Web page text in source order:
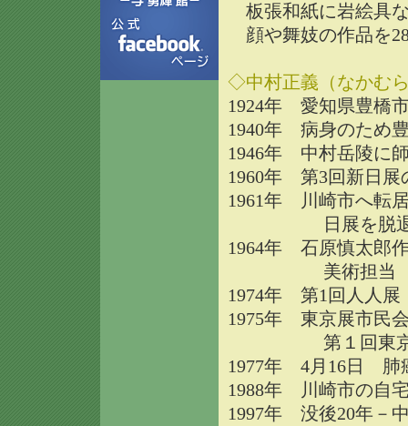
板張和紙に岩絵具
顔や舞妓の作品を
◇中村正義（なかむ
1924年 愛知県豊橋
1940年 病身のため
1946年 中村岳陵に
1960年 第3回新日展
1961年 川崎市へ転
日展を脱
1964年 石原慎太郎
美術担当 この
1974年 第1回人人展
1975年 東京展市民
第１回東京展
1977年 4月16日 肺
1988年 川崎市の自
1997年 没後20年－